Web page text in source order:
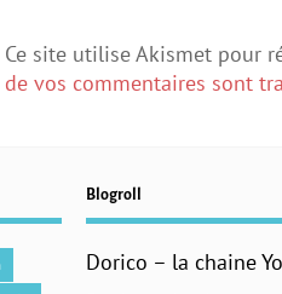
Ce site utilise Akismet pour
de vos commentaires sont
Blogroll
Dorico – la chaine